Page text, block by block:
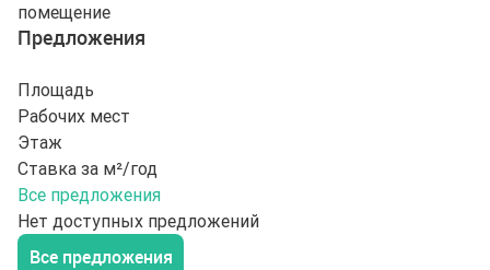
помещение
Предложения
Площадь
Рабочих мест
Этаж
Ставка за м²/год
Все предложения
Нет доступных предложений
Все предложения